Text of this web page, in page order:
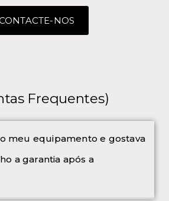
NOS
Frequentes)
meu equipamento e gostava
a garantia após a